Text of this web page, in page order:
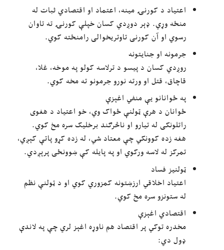
اعتیاد د کورنۍ مینه، اعتماد او اقتصادي ثبات له
منځه وړي. ډېر دوږدي کسان خپلې کورنۍ ته تاوان
رسوي او آن کورنی تاوتریخوالی رامنځته کوي.
جرمونه او جنايتونه
روږدي کسان د پیسو د ترلاسه کولو په موخه، غلا،
قاچاق، قتل او ورته نورو جرمونو ته مخه کوي.
په ځوانانو یې منفي اغېزې
ځوانان د هرې ټولنې ځواک وي، خو اعتیاد د هغوی
راتلونکی له تیارو او ناڅرګند برخلیک سره مخ کوي.
هغه زده کوونکي چې معتاد شي، له زده کړو پاتې کېږي،
تمرکز له لاسه ورکوي او په پایله کې ښوونځی پرېږدي.
ټولنیز فساد
اعتیاد اخلاقي ارزښتونه کمزوري کوي او د ټولنې نظم
له ستونزو سره مخ کوي.
اقتصادي اغېزې
مخدره توکي پر اقتصاد هم ناوړه اغېز لري چې په لاندې
ډول دي: